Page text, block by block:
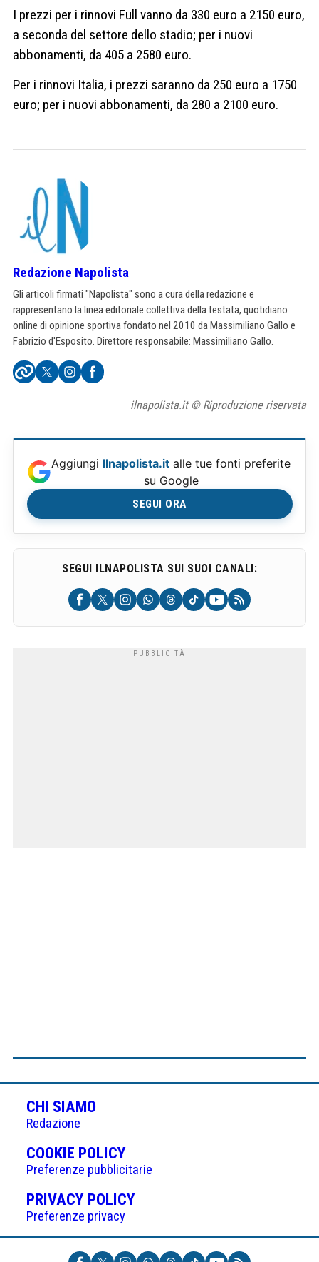
I prezzi per i rinnovi Full vanno da 330 euro a 2150 euro,
a seconda del settore dello stadio; per i nuovi
abbonamenti, da 405 a 2580 euro.
Per i rinnovi Italia, i prezzi saranno da 250 euro a 1750
euro; per i nuovi abbonamenti, da 280 a 2100 euro.
Redazione Napolista
Gli articoli firmati "Napolista" sono a cura della redazione e
rappresentano la linea editoriale collettiva della testata, quotidiano
online di opinione sportiva fondato nel 2010 da Massimiliano Gallo e
Fabrizio d'Esposito. Direttore responsabile: Massimiliano Gallo.
ilnapolista.it © Riproduzione riservata
Aggiungi Ilnapolista.it alle tue fonti preferite
su Google
SEGUI ORA
SEGUI ILNAPOLISTA SUI SUOI CANALI:
CHI SIAMO
Redazione
COOKIE POLICY(APRE
IN
UNA
NUOVA
Preferenze pubblicitarie
PRIVACY POLICY(APRE
UNA
NUOVA
Preferenze privacy